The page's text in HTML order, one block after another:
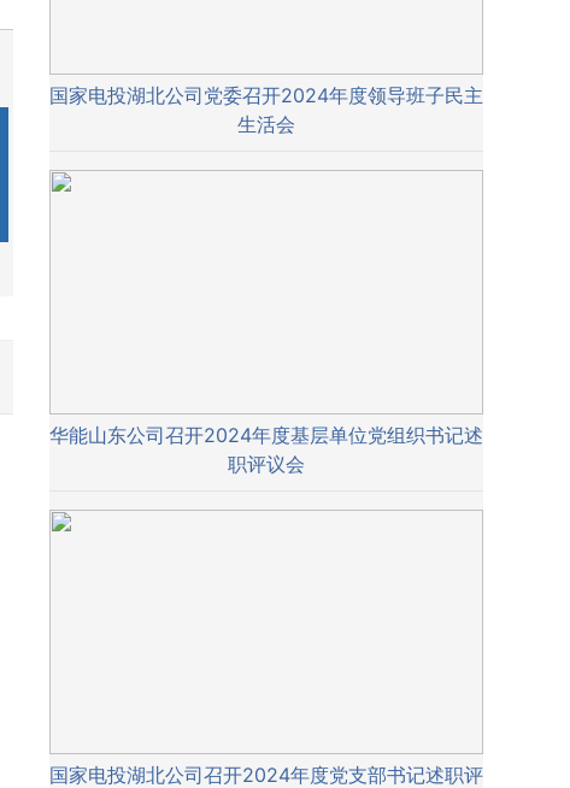
国家电投湖北公司党委召开2024年度领导班子民主
生活会
华能山东公司召开2024年度基层单位党组织书记述
职评议会
国家电投湖北公司召开2024年度党支部书记述职评